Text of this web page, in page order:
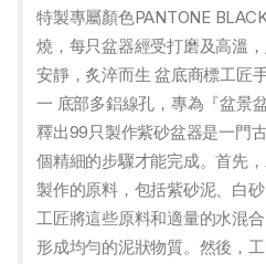
特製專屬顏色PANTONE
燒，每只盆器經受打磨及高溫
安靜，炙淬而生 盆底商標工匠
一 底部多鋁線孔，專為『盆景
釋出99只製作紫砂盆器是一門
個精細的步驟才能完成。首先
製作的原料，包括紫砂泥、白
工匠將這些原料和適量的水混
形成均勻的泥狀物質。然後，